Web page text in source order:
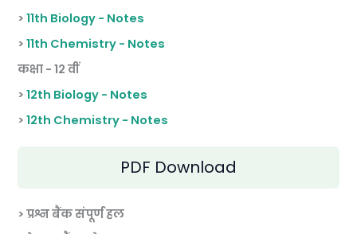
>11th Biology - Notes
>11th Chemistry - Notes
कक्षा - 12 वीं
>12th Biology - Notes
>12th Chemistry - Notes
PDF Download
> प्रश्न बैंक संपूर्ण हल